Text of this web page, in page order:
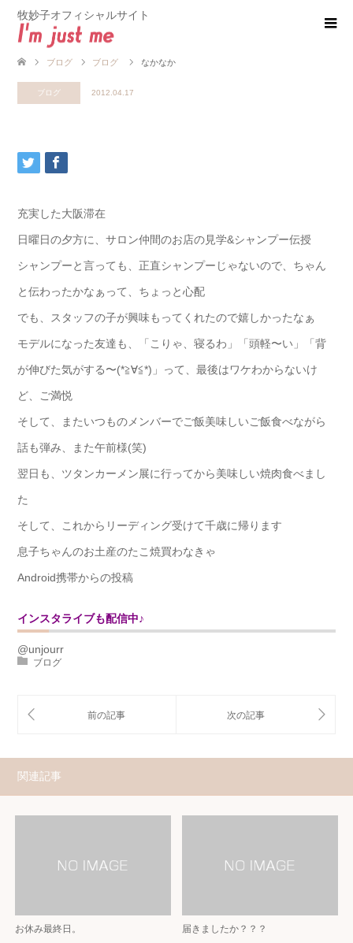
牧妙子オフィシャルサイト
ブログ ブログ なかなか
ブログ 2012.04.17
充実した大阪滞在
日曜日の夕方に、サロン仲間のお店の見学&シャンプー伝授
シャンプーと言っても、正直シャンプーじゃないので、ちゃん
と伝わったかなぁって、ちょっと心配
でも、スタッフの子が興味もってくれたので嬉しかったなぁ
モデルになった友達も、「こりゃ、寝るわ」「頭軽〜い」「背
が伸びた気がする〜(*≧∀≦*)」って、最後はワケわからないけ
ど、ご満悦
そして、またいつものメンバーでご飯美味しいご飯食べながら
話も弾み、また午前様(笑)
翌日も、ツタンカーメン展に行ってから美味しい焼肉食べまし
た
そして、これからリーディング受けて千歳に帰ります
息子ちゃんのお土産のたこ焼買わなきゃ
Android携帯からの投稿
インスタライブも配信中♪
@unjourr
ブログ
関連記事
お休み最終日。 届きましたか？？？